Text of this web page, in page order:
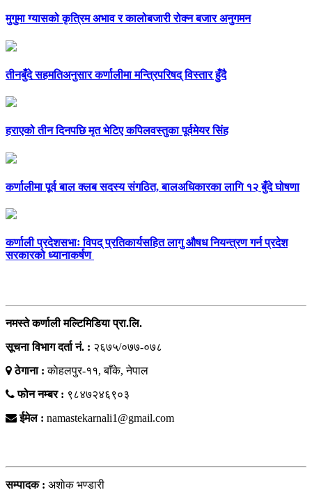
मुगुमा ग्यासको कृत्रिम अभाव र कालोबजारी रोक्न बजार अनुगमन
तीनबुँदे सहमतिअनुसार कर्णालीमा मन्त्रिपरिषद् विस्तार हुँदै
हराएको तीन दिनपछि मृत भेटिए कपिलवस्तुका पूर्वमेयर सिंह
कर्णालीमा पूर्व बाल क्लब सदस्य संगठित, बालअधिकारका लागि १२ बुँदे घोषणा
कर्णाली प्रदेशसभाः विपद् प्रतिकार्यसहित लागु औषध नियन्त्रण गर्न प्रदेश
सरकारको ध्यानाकर्षण
नमस्ते कर्णाली मल्टिमिडिया प्रा.लि.
सूचना विभाग दर्ता नं. : २६७५/०७७-०७८
ठेगाना :काेहलपुर-११, बाँके, नेपाल
फोन नम्बर : ९८४७२४६९०३
ईमेल : namastekarnali1@gmail.com
सम्पादक : अशाेक भण्डारी